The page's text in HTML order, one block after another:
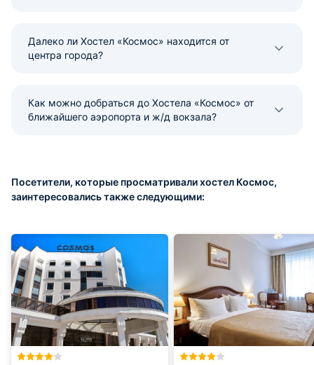
Далеко ли Хостел «Космос» находится от
центра города?
Как можно добраться до Хостела «Космос» от
ближайшего аэропорта и ж/д вокзала?
Посетители, которые просматривали хостел Космос,
заинтересовались также следующими: